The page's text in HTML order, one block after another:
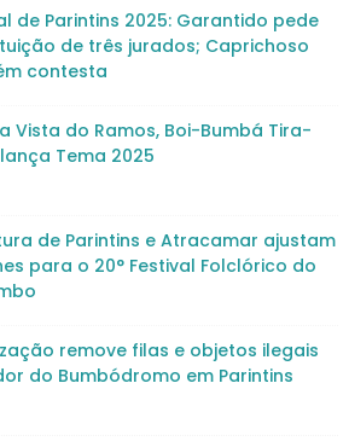
de Parintins 2025: Garantido pede
de três jurados; Caprichoso
contesta
Vista do Ramos, Boi-Bumbá Tira-
Tema 2025
de Parintins e Atracamar ajustam
para o 20° Festival Folclórico do
remove filas e objetos ilegais
do Bumbódromo em Parintins